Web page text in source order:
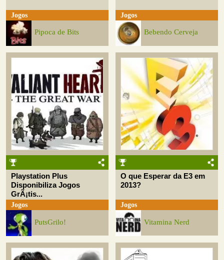
Jogos
Pipoca de Bits
Jogos
Bebendo Cerveja
Playstation Plus
Disponibiliza Jogos
GrÃ¡tis...
Jogos
PutsGrilo!
O que Esperar da E3 em
2013?
Jogos
Vitamina Nerd